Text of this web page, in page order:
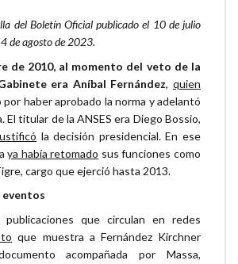
del Boletín Oficial publicado el 10 de julio
de agosto de 2023.
de 2010, al momento del veto de la
era Aníbal Fernández, quien
por haber aprobado la norma y adelantó
El titular de la ANSES era Diego Bossio,
la decisión presidencial. En ese
ya había retomado sus funciones como
cargo que ejerció hasta 2013.
que circulan en redes
que muestra a Fernández Kirchner
acompañada por Massa,